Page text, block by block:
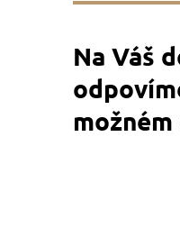
Na Váš
možném